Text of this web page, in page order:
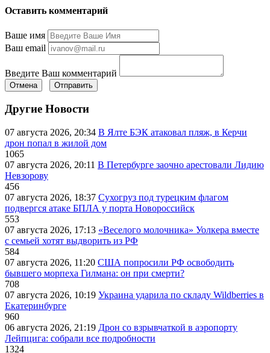
Оставить комментарий
Ваше имя
Ваш email
Введите Ваш комментарий
Отмена Отправить
Другие Новости
07 августа 2026, 20:34 В Ялте БЭК атаковал пляж, в Керчи
дрон попал в жилой дом
1065
07 августа 2026, 20:11 В Петербурге заочно арестовали Лидию
Невзорову
456
07 августа 2026, 18:37 Сухогруз под турецким флагом
подвергся атаке БПЛА у порта Новороссийск
553
07 августа 2026, 17:13 «Веселого молочника» Уолкера вместе
с семьей хотят выдворить из РФ
584
07 августа 2026, 11:20 США попросили РФ освободить
бывшего морпеха Гилмана: он при смерти?
708
07 августа 2026, 10:19 Украина ударила по складу Wildberries в
Екатеринбурге
960
06 августа 2026, 21:19 Дрон со взрывчаткой в аэропорту
Лейпцига: собрали все подробности
1324